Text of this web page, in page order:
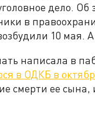
дело.
в
10 мая.
написала в
в ОДКБ в
смерти ее